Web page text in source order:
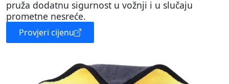
pruža dodatnu sigurnost u vožnji i u slučaju
prometne nesreće.
Provjeri cijenu